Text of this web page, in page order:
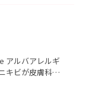
アルバアレルギ
キビが皮膚科で